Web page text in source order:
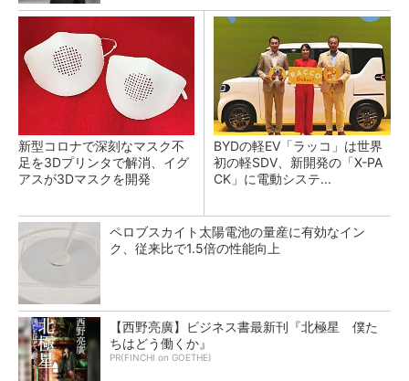
新型コロナで深刻なマスク不
足を3Dプリンタで解消、イグ
アスが3Dマスクを開発
BYDの軽EV「ラッコ」は世界
初の軽SDV、新開発の「X-PA
CK」に電動システ...
ペロブスカイト太陽電池の量産に有効なイン
ク、従来比で1.5倍の性能向上
【西野亮廣】ビジネス書最新刊『北極星 僕た
ちはどう働くか』
PR(FINCHI on GOETHE)